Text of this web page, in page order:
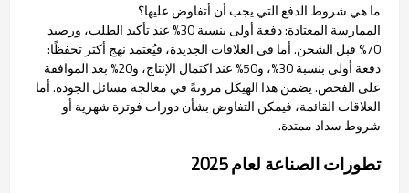
ما هي شروط الدفع التي يجب أن أتفاوض عليها؟
الممارسة المعتادة: دفعة أولى بنسبة 30% عند تأكيد الطلب، ورصيد
70% قبل الشحن. أما في العلاقات الجديدة، فيُعتمد نهج أكثر تحفظًا:
دفعة أولى بنسبة 30%، و50% عند اكتمال الإنتاج، و20% بعد الموافقة
على الفحص. يضمن هذا الهيكل مرونةً في معالجة مسائل الجودة. أما
العلاقات القائمة، فيمكن التفاوض بشأن دورات فوترة شهرية أو
شروط سداد ممتدة.
تطورات الصناعة لعام 2025